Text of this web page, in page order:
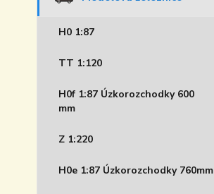
H0 1:87
TT 1:120
H0f 1:87 Úzkorozchodky 600
mm
Z 1:220
H0e 1:87 Úzkorozchodky 760mm